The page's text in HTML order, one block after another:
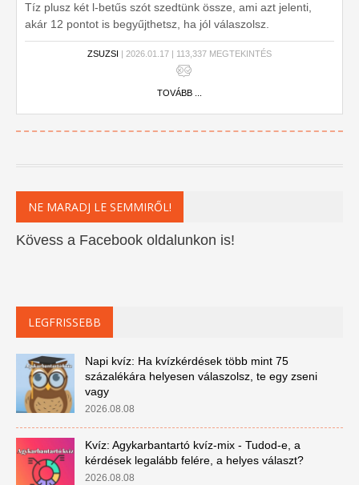
Tíz plusz két l-betűs szót szedtünk össze, ami azt jelenti,
akár 12 pontot is begyűjthetsz, ha jól válaszolsz.
Kezdhetjük?
ZSUZSI | 2026.01.17 | 113,337 MEGTEKINTÉS
TOVÁBB ...
NE MARADJ LE SEMMIRŐL!
Kövess a Facebook oldalunkon is!
LEGFRISSEBB
Napi kvíz: Ha kvízkérdések több mint 75
százalékára helyesen válaszolsz, te egy zseni
vagy
2026.08.08
Kvíz: Agykarbantartó kvíz-mix - Tudod-e, a
kérdések legalább felére, a helyes választ?
2026.08.08